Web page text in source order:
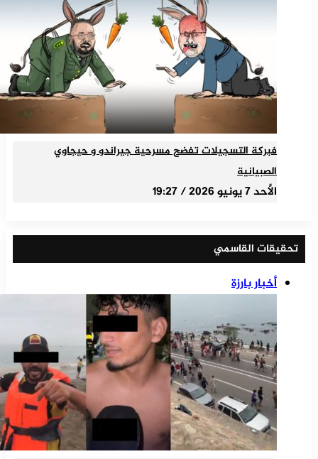
فبركة التسجيلات تفضح مسرحية جيراندو و حيجاوي
الصبيانية
الأحد 7 يونيو 2026 / 19:27
تحقيقات القاسمي
أخبار بارزة